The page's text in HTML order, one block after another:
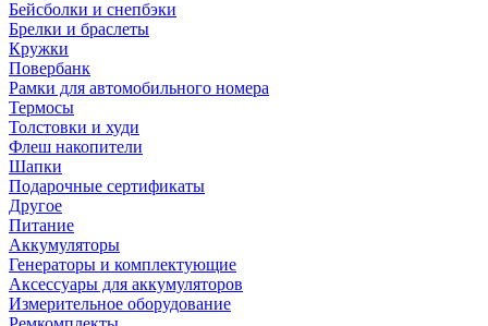
Бейсболки и снепбэки
Брелки и браслеты
Кружки
Повербанк
Рамки для автомобильного номера
Термосы
Толстовки и худи
Флеш накопители
Шапки
Подарочные сертификаты
Другое
Питание
Аккумуляторы
Генераторы и комплектующие
Аксессуары для аккумуляторов
Измерительное оборудование